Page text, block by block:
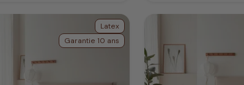
Latex
Garantie 10 ans